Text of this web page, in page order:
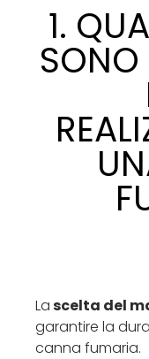
1.
SONO
Lascelta del
garantire la
canna fumaria.